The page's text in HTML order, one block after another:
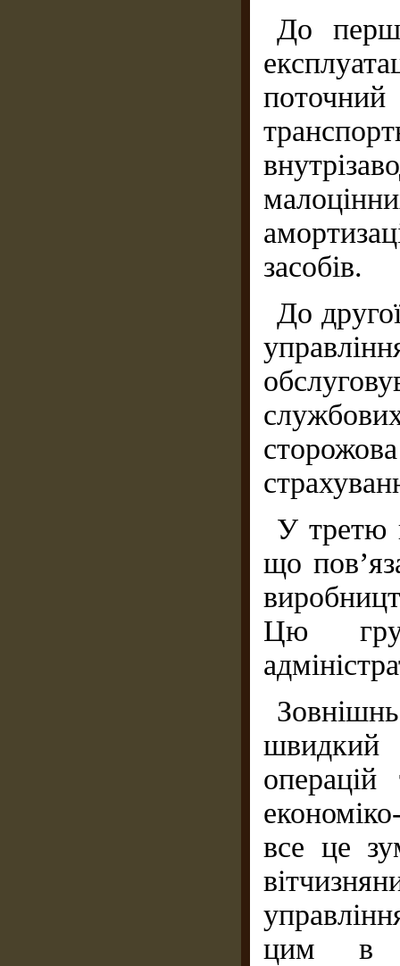
До
засобів.
До
У третю
що
Цю
швидкий
все це
цим в